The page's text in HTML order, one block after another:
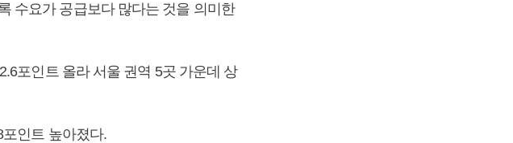
수요가 공급보다 많다는 것을 의미한
포인트 올라 서울 권역 5곳 가운데 상
포인트 높아졌다.